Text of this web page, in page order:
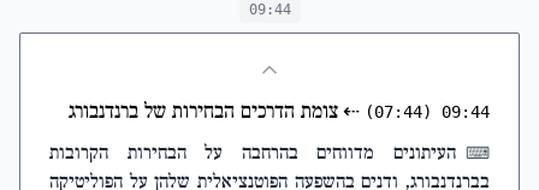
09:44
09:44
(07:44)
⇠צומת הדרכים הבחירות של ברנדנבורג
⌨ העיתונים מדווחים בהרחבה על הבחירות הקרובות
בברנדנבורג, ודנים בהשפעה הפוטנציאלית שלהן על הפוליטיקה